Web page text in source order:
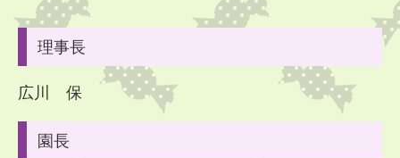
布団・着替え持ち帰り
11日(月) ひまわり・ゆり：田植え
13日(水) ひまわり：よさこい
ゆり：🚌バス園外
15日(金)全園児：内科検診10：00～
布団持ち帰り
理事長
広川 保
園長